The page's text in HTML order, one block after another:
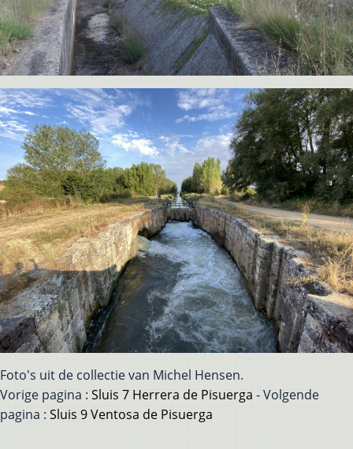
Foto's uit de collectie van Michel Hensen.
Vorige pagina : Sluis 7 Herrera de Pisuerga - Volgende
pagina : Sluis 9 Ventosa de Pisuerga